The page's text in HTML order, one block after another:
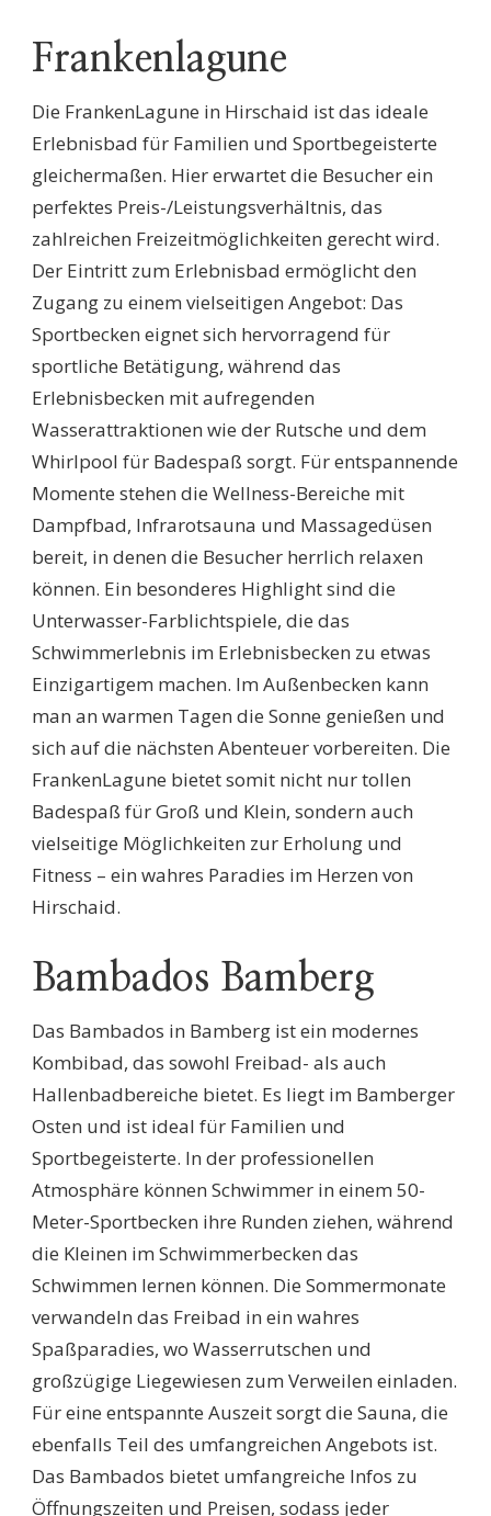
Frankenlagune
Die FrankenLagune in Hirschaid ist das ideale
Erlebnisbad für Familien und Sportbegeisterte
gleichermaßen. Hier erwartet die Besucher ein
perfektes Preis-/Leistungsverhältnis, das
zahlreichen Freizeitmöglichkeiten gerecht wird.
Der Eintritt zum Erlebnisbad ermöglicht den
Zugang zu einem vielseitigen Angebot: Das
Sportbecken eignet sich hervorragend für
sportliche Betätigung, während das
Erlebnisbecken mit aufregenden
Wasserattraktionen wie der Rutsche und dem
Whirlpool für Badespaß sorgt. Für entspannende
Momente stehen die Wellness-Bereiche mit
Dampfbad, Infrarotsauna und Massagedüsen
bereit, in denen die Besucher herrlich relaxen
können. Ein besonderes Highlight sind die
Unterwasser-Farblichtspiele, die das
Schwimmerlebnis im Erlebnisbecken zu etwas
Einzigartigem machen. Im Außenbecken kann
man an warmen Tagen die Sonne genießen und
sich auf die nächsten Abenteuer vorbereiten. Die
FrankenLagune bietet somit nicht nur tollen
Badespaß für Groß und Klein, sondern auch
vielseitige Möglichkeiten zur Erholung und
Fitness – ein wahres Paradies im Herzen von
Hirschaid.
Bambados Bamberg
Das Bambados in Bamberg ist ein modernes
Kombibad, das sowohl Freibad- als auch
Hallenbadbereiche bietet. Es liegt im Bamberger
Osten und ist ideal für Familien und
Sportbegeisterte. In der professionellen
Atmosphäre können Schwimmer in einem 50-
Meter-Sportbecken ihre Runden ziehen, während
die Kleinen im Schwimmerbecken das
Schwimmen lernen können. Die Sommermonate
verwandeln das Freibad in ein wahres
Spaßparadies, wo Wasserrutschen und
großzügige Liegewiesen zum Verweilen einladen.
Für eine entspannte Auszeit sorgt die Sauna, die
ebenfalls Teil des umfangreichen Angebots ist.
Das Bambados bietet umfangreiche Infos zu
Öffnungszeiten und Preisen, sodass jeder